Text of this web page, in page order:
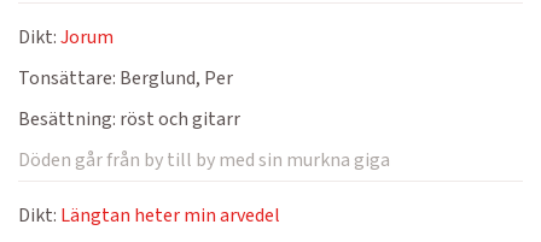
Dikt:Jorum
Tonsättare: Berglund, Per
Besättning: röst och gitarr
Döden går från by till by med sin murkna giga
Dikt: Längtan heter min arvedel